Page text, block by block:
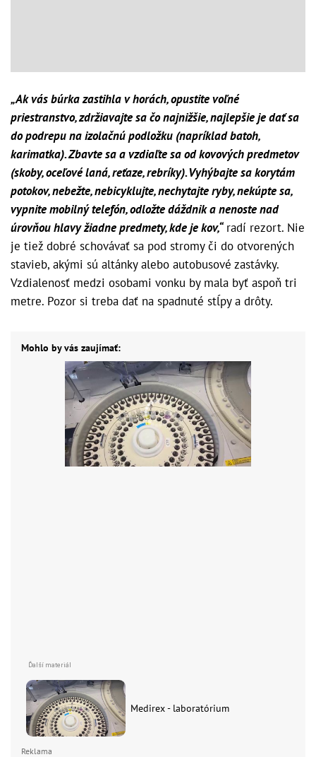
„Ak vás búrka zastihla v horách, opustite voľné
priestranstvo, zdržiavajte sa čo najnižšie, najlepšie je dať sa
do podrepu na izolačnú podložku (napríklad batoh,
karimatka). Zbavte sa a vzdiaľte sa od kovových predmetov
(skoby, oceľové laná, reťaze, rebríky). Vyhýbajte sa korytám
potokov, nebežte, nebicyklujte, nechytajte ryby, nekúpte sa,
vypnite mobilný telefón, odložte dáždnik a nenoste nad
úrovňou hlavy žiadne predmety, kde je kov,“radí rezort. Nie
je tiež dobré schovávať sa pod stromy či do otvorených
stavieb, akými sú altánky alebo autobusové zastávky.
Vzdialenosť medzi osobami vonku by mala byť aspoň tri
metre. Pozor si treba dať na spadnuté stĺpy a drôty.
Mohlo by vás zaujímať:
Medirex - laboratórium
Reklama